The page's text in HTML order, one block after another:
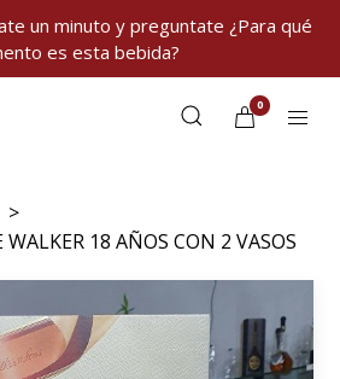
un minuto y preguntate ¿Para qué
es esta bebida?
0
18 AÑOS CON 2 VASOS